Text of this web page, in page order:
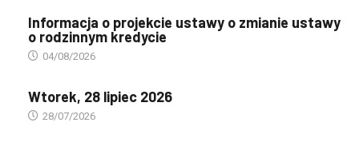
Informacja o projekcie ustawy o zmianie ustawy
o rodzinnym kredycie
04/08/2026
Wtorek, 28 lipiec 2026
28/07/2026